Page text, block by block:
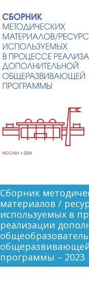
Сборник
материалов /
используемых в
реализации
программы – 2023